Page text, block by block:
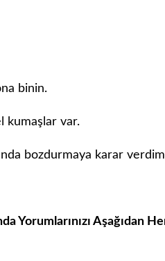
binin.
kumaşlar var.
bozdurmaya karar
Yorumlarınızı Aşağıdan